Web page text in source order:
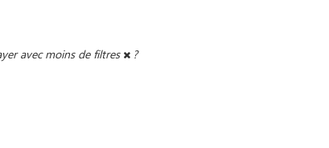
avec moins de filtres ?